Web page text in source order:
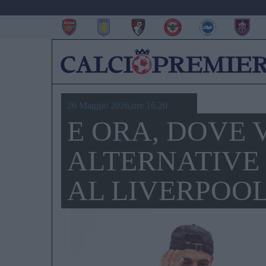
26 Maggio 2026,ore 16.20
E ORA, DOVE
ALTERNATIVE
AL